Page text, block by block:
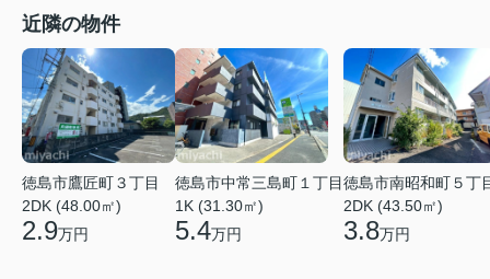
近隣の物件
徳島市鷹匠町３丁目
2DK (48.00㎡)
2.9万円
徳島市中常三島町１丁目
1K (31.30㎡)
5.4万円
徳島市南昭和町５丁
2DK (43.50㎡)
3.8万円